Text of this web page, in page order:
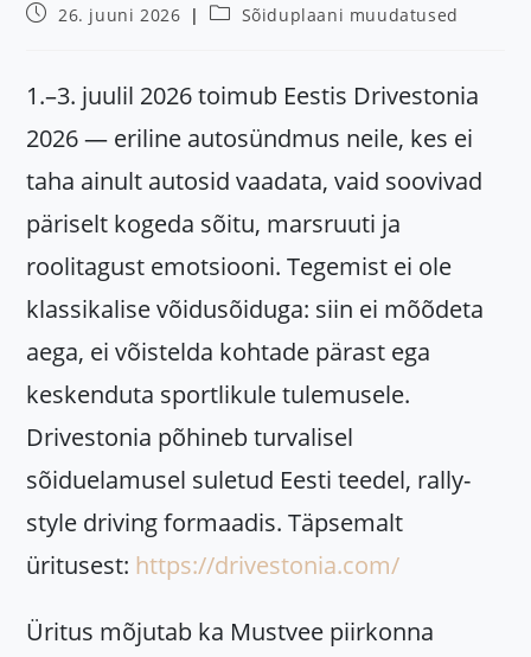
Post26. juuni 2026
PostSõiduplaani muudatused
1.–3. juulil 2026 toimub Eestis Drivestonia
2026 — eriline autosündmus neile, kes ei
taha ainult autosid vaadata, vaid soovivad
päriselt kogeda sõitu, marsruuti ja
roolitagust emotsiooni. Tegemist ei ole
klassikalise võidusõiduga: siin ei mõõdeta
aega, ei võistelda kohtade pärast ega
keskenduta sportlikule tulemusele.
Drivestonia põhineb turvalisel
sõiduelamusel suletud Eesti teedel, rally-
style driving formaadis. Täpsemalt
üritusest: https://drivestonia.com/
Üritus mõjutab ka Mustvee piirkonna